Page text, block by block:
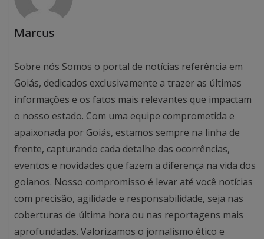
Marcus
Sobre nós Somos o portal de notícias referência em
Goiás, dedicados exclusivamente a trazer as últimas
informações e os fatos mais relevantes que impactam
o nosso estado. Com uma equipe comprometida e
apaixonada por Goiás, estamos sempre na linha de
frente, capturando cada detalhe das ocorrências,
eventos e novidades que fazem a diferença na vida dos
goianos. Nosso compromisso é levar até você notícias
com precisão, agilidade e responsabilidade, seja nas
coberturas de última hora ou nas reportagens mais
aprofundadas. Valorizamos o jornalismo ético e